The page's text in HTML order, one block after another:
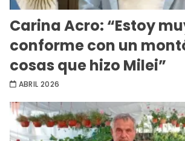
Carina Acro: “Estoy
conforme con un
cosas que hizo Milei”
ABRIL 2026